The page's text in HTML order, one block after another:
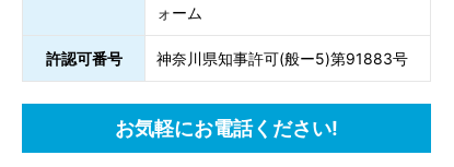
ォーム
許認可番号 神奈川県知事許可(般ー5)第91883号
お気軽にお電話ください!